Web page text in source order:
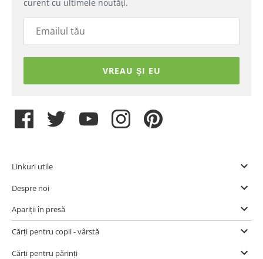
curent cu ultimele noutăți.
VREAU ȘI EU
Linkuri utile
Despre noi
Apariții în presă
Cărți pentru copii - vârstă
Cărți pentru părinți